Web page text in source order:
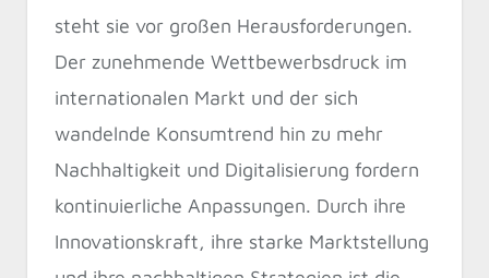
steht sie vor großen Herausforderungen.
Der zunehmende Wettbewerbsdruck im
internationalen Markt und der sich
wandelnde Konsumtrend hin zu mehr
Nachhaltigkeit und Digitalisierung fordern
kontinuierliche Anpassungen. Durch ihre
Innovationskraft, ihre starke Marktstellung